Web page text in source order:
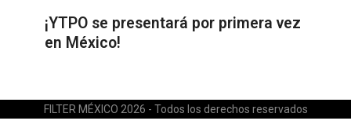
¡YTPO se presentará por primera vez
en México!
FILTER MÉXICO 2026 - Todos los derechos reservados